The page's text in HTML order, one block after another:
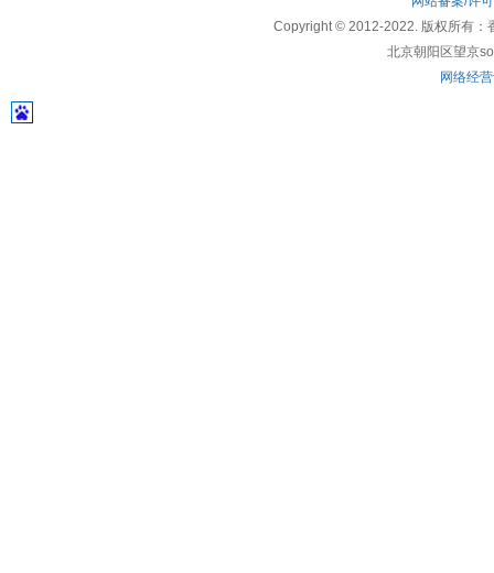
Copyright © 2012-2022. 版权所有：
北京朝阳区望京
网络经